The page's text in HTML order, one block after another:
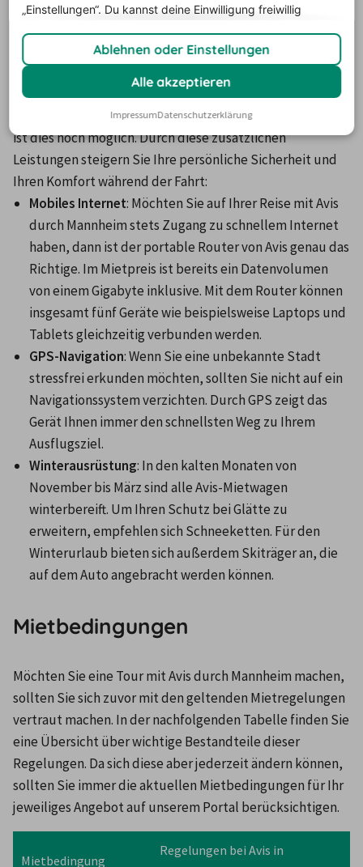
zahlreiche Inklusiv-Leistungen in der Buchung enthalten.
Außerdem können Sie aus einer breiten Auswahl an
Zusatzleistungen wählen. Schon bei der Buchung können
Sie Ihren Wunsch angeben, doch auch bei der Abholung
ist dies noch möglich. Durch diese zusätzlichen
Leistungen steigern Sie Ihre persönliche Sicherheit und
Ihren Komfort während der Fahrt:
Mobiles Internet: Möchten Sie auf Ihrer Reise mit Avis
durch Mannheim stets Zugang zu schnellem Internet
haben, dann ist der portable Router von Avis genau das
Richtige. Im Mietpreis ist bereits ein Datenvolumen
von einem Gigabyte inklusive. Mit dem Router können
insgesamt fünf Geräte wie beispielsweise Laptops und
Tablets gleichzeitig verbunden werden.
GPS-Navigation: Wenn Sie eine unbekannte Stadt
stressfrei erkunden möchten, sollten Sie nicht auf ein
Navigationssystem verzichten. Durch GPS zeigt das
Gerät Ihnen immer den schnellsten Weg zu Ihrem
Ausflugsziel.
Winterausrüstung: In den kalten Monaten von
November bis März sind alle Avis-Mietwagen
winterbereift. Um Ihren Schutz bei Glätte zu
erweitern, empfehlen sich Schneeketten. Für den
Winterurlaub bieten sich außerdem Skiträger an, die
auf dem Auto angebracht werden können.
Mietbedingungen
Möchten Sie eine Tour mit Avis durch Mannheim machen,
sollten Sie sich zuvor mit den geltenden Mietregelungen
vertraut machen. In der nachfolgenden Tabelle finden Sie
eine Übersicht über wichtige Bestandteile dieser
Regelungen. Da sich diese aber jederzeit ändern können,
sollten Sie immer die aktuellen Mietbedingungen für Ihr
jeweiliges Angebot auf unserem Portal berücksichtigen.
Mietbedingung
Regelungen bei Avis in
„Einstellungen“. Du kannst deine Einwilligung freiwillig
Ablehnen oder Einstellungen
Alle akzeptieren
ImpressumDatenschutzerklärung